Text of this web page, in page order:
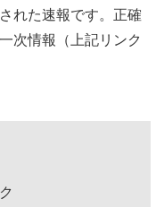
れた速報です。正確
次情報（上記リンク